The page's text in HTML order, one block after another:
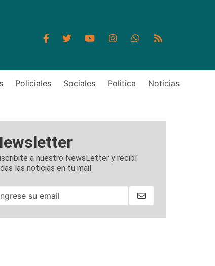
Policiales Sociales Politica Noticias
a nuestro NewsLetter y recibí
las noticias en tu mail